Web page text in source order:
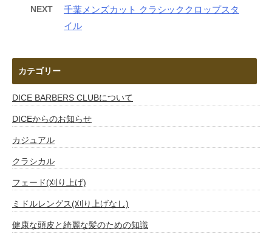
NEXT
千葉メンズカット クラシッククロップスタ
イル
カテゴリー
DICE BARBERS CLUBについて
DICEからのお知らせ
カジュアル
クラシカル
フェード(刈り上げ)
ミドルレングス(刈り上げなし)
健康な頭皮と綺麗な髪のための知識